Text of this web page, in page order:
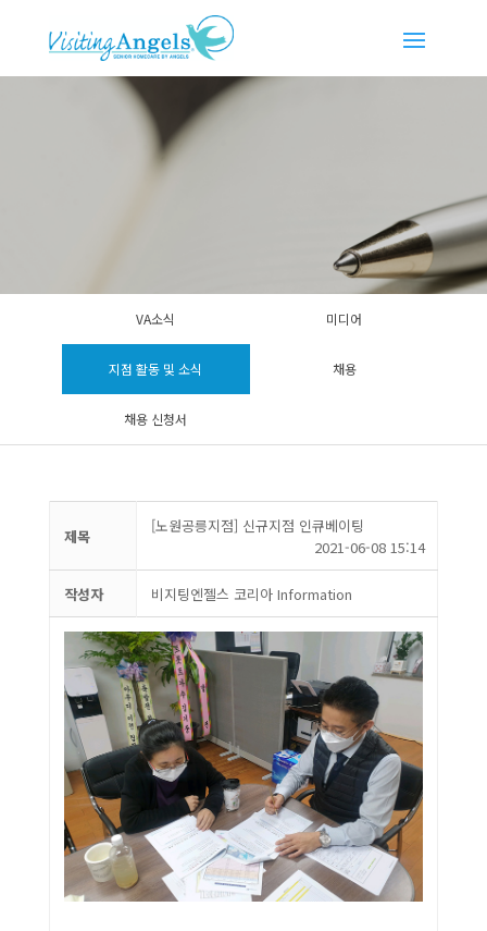
VA소식 미디어
지점 활동 및 소식 채용
채용 신청서
제목
[노원공릉지점] 신규지점 인큐베이팅
2021-06-08 15:14
작성자 비지팅엔젤스 코리아 Information